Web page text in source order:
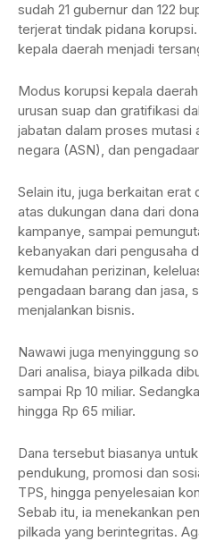
sudah 21 gubernur dan 122
terjerat tindak pidana
kepala daerah menjadi
Modus korupsi kepala
urusan suap dan gratifikasi
jabatan dalam proses mutasi
negara (ASN), dan
Selain itu, juga berkaitan erat
atas dukungan dana dari
kampanye, sampai
kebanyakan dari pengusaha
kemudahan perizinan,
pengadaan barang dan jasa,
menjalankan bisnis.
Nawawi juga menyinggung
Dari analisa, biaya pilkada
sampai Rp 10 miliar.
hingga Rp 65 miliar.
Dana tersebut biasanya
pendukung, promosi dan
TPS, hingga penyelesaian
Sebab itu, ia menekankan
pilkada yang berintegritas.